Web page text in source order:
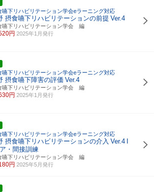
嚥下リハビリテーション学会eラーニング対応
摂食嚥下リハビリテーションの前提 Ver.4
嚥下リハビリテーション学会 編
円 2025年1月発行
嚥下リハビリテーション学会eラーニング対応
摂食嚥下障害の評価 Ver.4
嚥下リハビリテーション学会 編
円 2025年1月発行
嚥下リハビリテーション学会eラーニング対応
摂食嚥下リハビリテーションの介入 Ver.4
・間接訓練
嚥下リハビリテーション学会 編
円 2025年5月発行